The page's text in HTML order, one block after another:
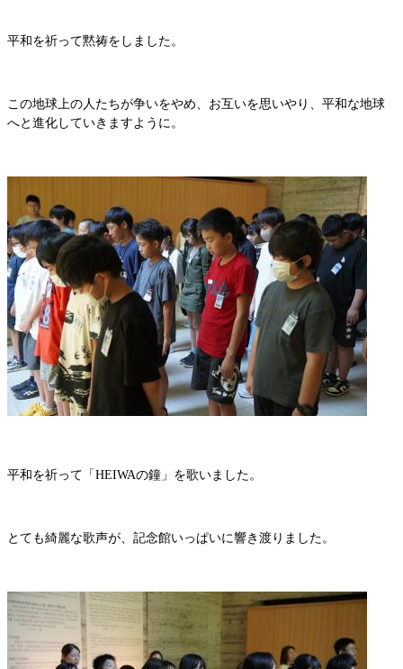
平和を祈って黙祷をしました。
この地球上の人たちが争いをやめ、お互いを思いやり、平和な地球
へと進化していきますように。
平和を祈って「HEIWAの鐘」を歌いました。
とても綺麗な歌声が、記念館いっぱいに響き渡りました。